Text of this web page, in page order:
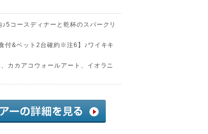
コースディナーと乾杯のスパークリ
付&ベット2台確約※注6】♪ワイキキ
カカアコウォールアート、イオラニ